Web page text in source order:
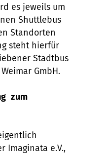
es jeweils um
Shuttlebus
Standorten
steht hierfür
Stadtbus
GmbH.
zum
Imaginata e.V.,